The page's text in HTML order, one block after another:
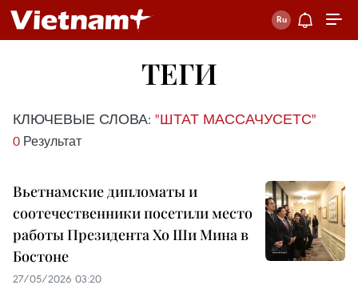
ТЕГИ
КЛЮЧЕВЫЕ СЛОВА: "ШТАТ МАССАЧУСЕТС"
0 Результат
Вьетнамские дипломаты и
соотечественники посетили место
работы Президента Хо Ши Мина в
Бостоне
27/05/2026 03:20